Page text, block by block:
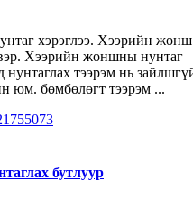
хэрэглээ. Хээрийн жонш
Хээрийн жоншны нунтаг
нунтаглах тээрэм нь
юм. бөмбөлөгт тээрэм ...
бутлуур